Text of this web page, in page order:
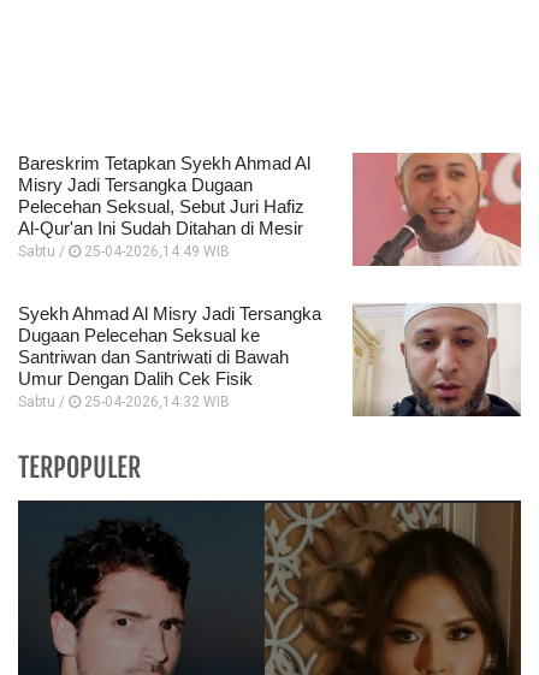
Bareskrim Tetapkan Syekh Ahmad Al
Misry Jadi Tersangka Dugaan
Pelecehan Seksual, Sebut Juri Hafiz
Al-Qur'an Ini Sudah Ditahan di Mesir
Sabtu / 25-04-2026,14:49 WIB
Syekh Ahmad Al Misry Jadi Tersangka
Dugaan Pelecehan Seksual ke
Santriwan dan Santriwati di Bawah
Umur Dengan Dalih Cek Fisik
Sabtu / 25-04-2026,14:32 WIB
TERPOPULER